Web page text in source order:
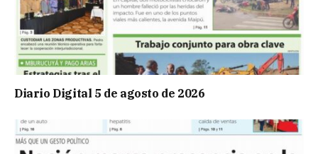
Diario Digital 5 de agosto de 2026